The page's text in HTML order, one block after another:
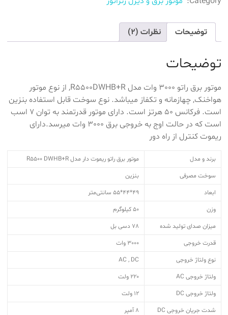
استارتی
ریموت
R5500
DWHB+R
توضیحات نظرات (2)
توضیحات
موتور برق راتو 3000 وات مدل R5500DWHB+R, از نوع موتور
هواخنک, چهازمانه و تکفاز میباشد. نوع سوخت قابل استفاده بنزین
است. فرکانس 50 هرتز است. دارای موتور قدرتمند به توان 7 اسب
است که در حالت اوج به خروجی برق 3000 وات میرسد.دارای
ریموت کنترل از راه دور
برند و مدل موتور برق راتو ریموت دار مدل R5500 DWHB+R
سوخت مصرفی بنزین
ابعاد 49*44*55 سانتی‌متر
وزن 50 کیلوگرم
میزان صدای تولید شده 78 دسی بل
قدرت خروجی 3000 وات
نوع ولتاژ خروجی AC , DC
ولتاژ خروجی AC 220 ولت
ولتاژ خروجی DC 12 ولت
شدت جریان خروجی DC 8 آمپر